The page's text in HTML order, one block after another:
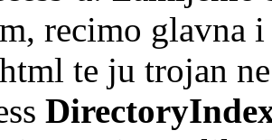
recimo glavna
te ju trojan